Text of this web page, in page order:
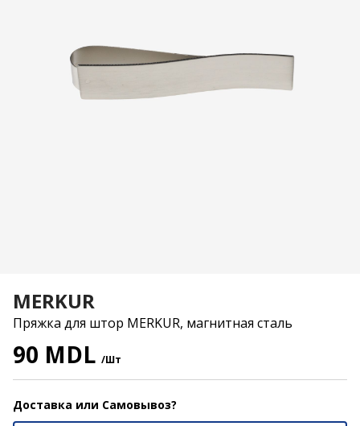
MERKUR
Пряжка для штор MERKUR, магнитная сталь
90 MDL /Шт
Доставка или Самовывоз?